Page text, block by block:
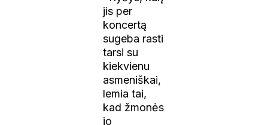
jis per
koncertą
sugeba rasti
tarsi su
kiekvienu
asmeniškai,
lemia tai,
kad žmonės
jo